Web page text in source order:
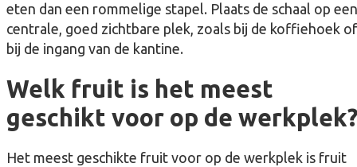
eten dan een rommelige stapel. Plaats de schaal op een
centrale, goed zichtbare plek, zoals bij de koffiehoek of
bij de ingang van de kantine.
Welk fruit is het meest
geschikt voor op de werkplek?
Het meest geschikte fruit voor op de werkplek is fruit